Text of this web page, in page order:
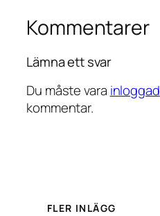
Kommentarer
Lämna ett svar
Du måste vara inloggad
kommentar.
FLER INLÄGG